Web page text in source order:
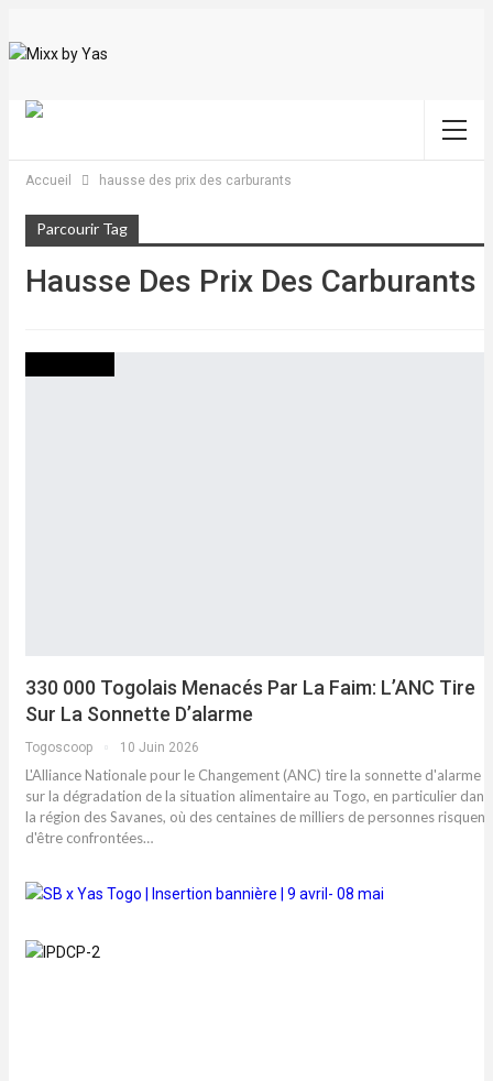
Accueil hausse des prix des carburants
Parcourir Tag
Hausse Des Prix Des Carburants
330 000 Togolais Menacés Par La Faim: L’ANC Tire
Sur La Sonnette D’alarme
Togoscoop 10 Juin 2026
L'Alliance Nationale pour le Changement (ANC) tire la sonnette d'alarme
sur la dégradation de la situation alimentaire au Togo, en particulier dans
la région des Savanes, où des centaines de milliers de personnes risquent
d'être confrontées…